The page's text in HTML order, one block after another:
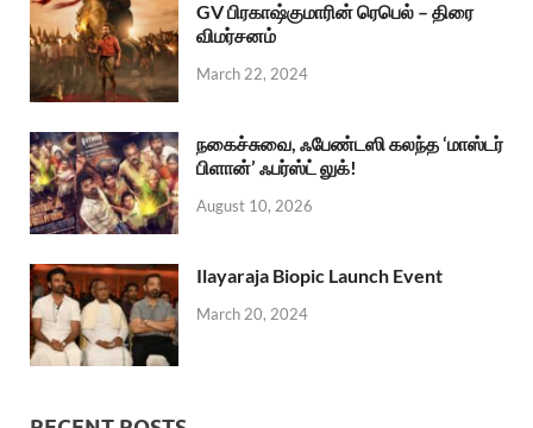
GV பிரகாஷ்குமாரின் ரெபெல் – திரை
விமர்சனம்
March 22, 2024
நகைச்சுவை, ஃபேண்டஸி கலந்த ‘மாஸ்டர்
பிளான்’ ஃபர்ஸ்ட் லுக்!
August 10, 2026
Ilayaraja Biopic Launch Event
March 20, 2024